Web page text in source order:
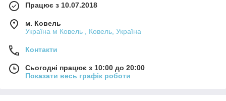
Працює з 10.07.2018
м. Ковель
Україна м Ковель , Ковель, Україна
Контакти
Сьогодні працює з 10:00 до 20:00
Показати весь графік роботи